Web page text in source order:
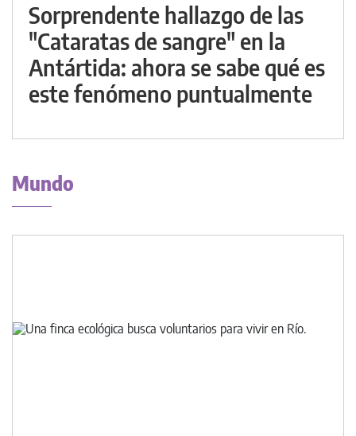
Sorprendente hallazgo de las
"Cataratas de sangre" en la
Antártida: ahora se sabe qué es
este fenómeno puntualmente
Mundo